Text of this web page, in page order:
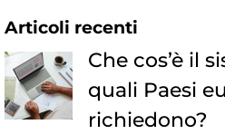
Articoli recenti
Che cos’è il
quali Paesi
richiedono?